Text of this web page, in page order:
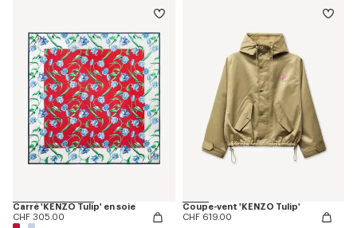
Carré 'KENZO Tulip' en soie
CHF 305.00
Coupe-vent 'KENZO Tulip'
CHF 619.00